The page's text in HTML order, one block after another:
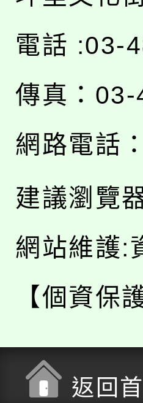
電話 :03-
傳真：
網路電話
建議瀏覽
網站維護:
【個資保
返回